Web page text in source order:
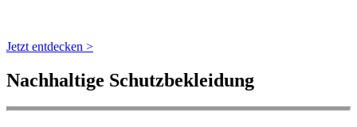
Jetzt entdecken >
Nachhaltige Schutzbekleidung